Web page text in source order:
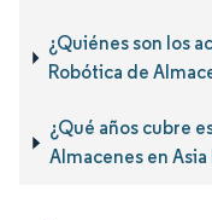
¿Quiénes son los
Robótica de
¿Qué años cubre
Almacenes en Asia